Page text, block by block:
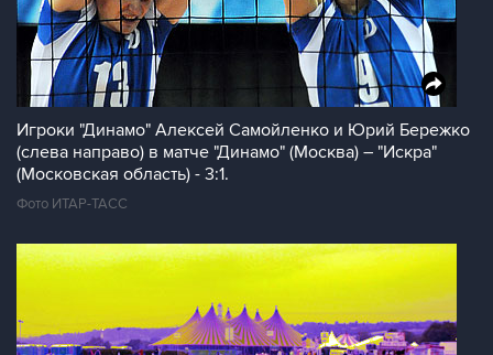
Игроки "Динамо" Алексей Самойленко и Юрий Бережко
(слева направо) в матче "Динамо" (Москва) – "Искра"
(Московская область) - 3:1.
Фото ИТАР-ТАСС